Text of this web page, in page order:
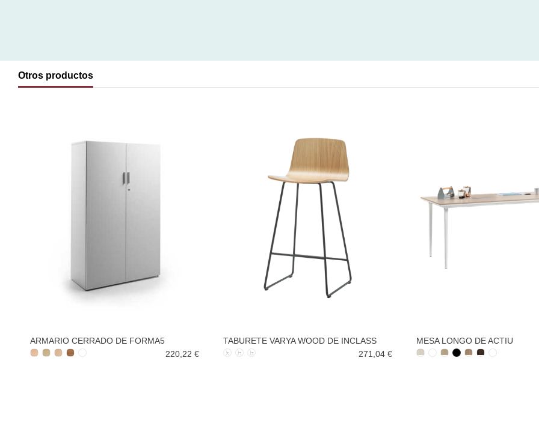
Otros productos
ARMARIO CERRADO DE FORMA5
220,22 €
TABURETE VARYA WOOD DE INCLASS
271,04 €
MESA LONGO DE ACTIU